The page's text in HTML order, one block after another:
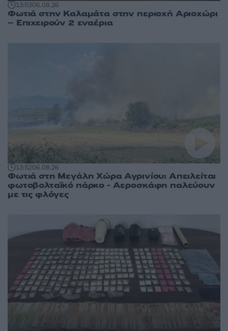
13:5306.08.26
Φωτιά στην Καλαμάτα στην περιοχή Αριοχώρι
– Επιχειρούν 2 εναέρια
13:5206.08.26
Φωτιά στη Μεγάλη Χώρα Αγρινίου: Απειλείται
φωτοβολταϊκό πάρκο - Αεροσκάφη παλεύουν
με τις φλόγες